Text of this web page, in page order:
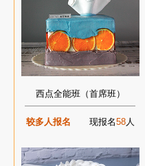
西点全能班（首席班）
较多人报名 现报名58人